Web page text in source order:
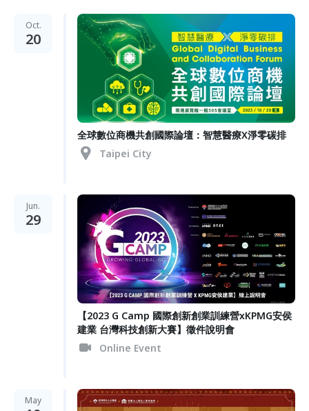
Oct.
20
全球數位商機共創國際論壇：智慧醫療X淨零碳排
Taipei City
Jun.
29
【2023 G Camp 國際創新創業訓練營xKPMG安侯
建業 台灣科技創新大賽】徵件說明會
Online Event
May